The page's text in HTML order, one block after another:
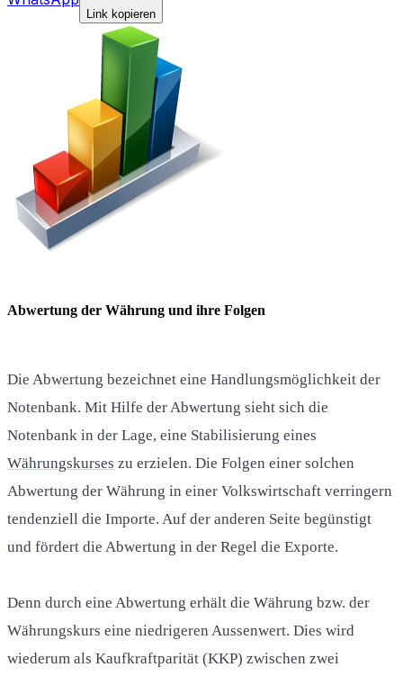
Link kopieren
Abwertung der Währung und ihre Folgen
Die Abwertung bezeichnet eine Handlungsmöglichkeit der
Notenbank. Mit Hilfe der Abwertung sieht sich die
Notenbank in der Lage, eine Stabilisierung eines
Währungskurses zu erzielen. Die Folgen einer solchen
Abwertung der Währung in einer Volkswirtschaft verringern
tendenziell die Importe. Auf der anderen Seite begünstigt
und fördert die Abwertung in der Regel die Exporte.
Denn durch eine Abwertung erhält die Währung bzw. der
Währungskurs eine niedrigeren Aussenwert. Dies wird
wiederum als Kaufkraftparität (KKP) zwischen zwei